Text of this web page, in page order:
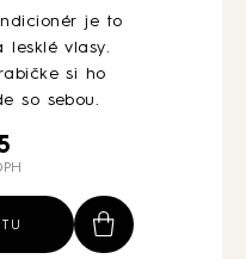
je to
lesklé vlasy.
si ho
so sebou.